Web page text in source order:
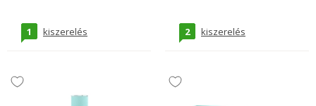
1 kiszerelés 2 kiszerelés